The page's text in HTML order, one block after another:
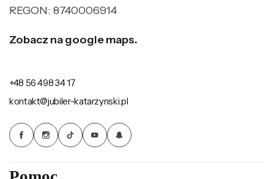
REGON: 8740006914
Zobacz na google maps.
+48 56 498 34 17
kontakt@jubiler-katarzynski.pl